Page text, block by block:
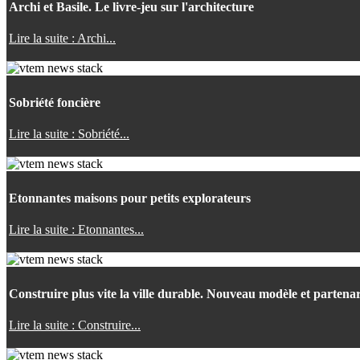
Archi et Basile. Le livre-jeu sur l'architecture
Lire la suite : Archi...
Sobriété foncière
Lire la suite : Sobriété...
Etonnantes maisons pour petits explorateurs
Lire la suite : Etonnantes...
Construire plus vite la ville durable. Nouveau modèle et
Lire la suite : Construire...